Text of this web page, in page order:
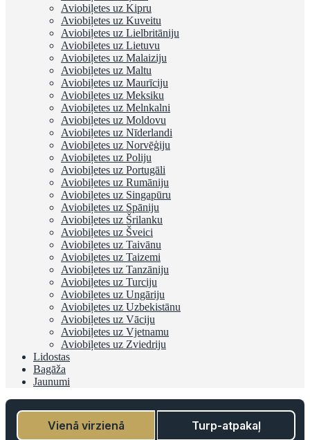
Aviobiļetes uz Kipru
Aviobiļetes uz Kuveitu
Aviobiļetes uz Lielbritāniju
Aviobiļetes uz Lietuvu
Aviobiļetes uz Malaiziju
Aviobiļetes uz Maltu
Aviobiļetes uz Maurīciju
Aviobiļetes uz Meksiku
Aviobiļetes uz Melnkalni
Aviobiļetes uz Moldovu
Aviobiļetes uz Nīderlandi
Aviobiļetes uz Norvēģiju
Aviobiļetes uz Poliju
Aviobiļetes uz Portugāli
Aviobiļetes uz Rumāniju
Aviobiļetes uz Singapūru
Aviobiļetes uz Spāniju
Aviobiļetes uz Šrilanku
Aviobiļetes uz Šveici
Aviobiļetes uz Taivānu
Aviobiļetes uz Taizemi
Aviobiļetes uz Tanzāniju
Aviobiļetes uz Turciju
Aviobiļetes uz Ungāriju
Aviobiļetes uz Uzbekistānu
Aviobiļetes uz Vāciju
Aviobiļetes uz Vjetnamu
Aviobiļetes uz Zviedriju
Lidostas
Bagāža
Jaunumi
Vienā virzienā Turp-atpakaļ